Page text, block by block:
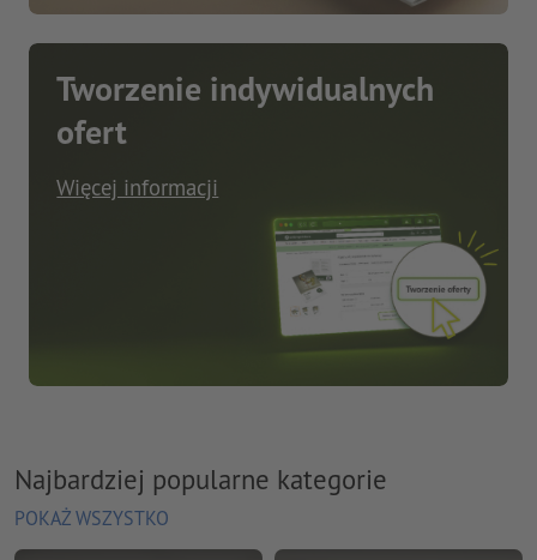
Tworzenie indywidualnych
ofert
Więcej informacji
Najbardziej popularne kategorie
POKAŻ WSZYSTKO